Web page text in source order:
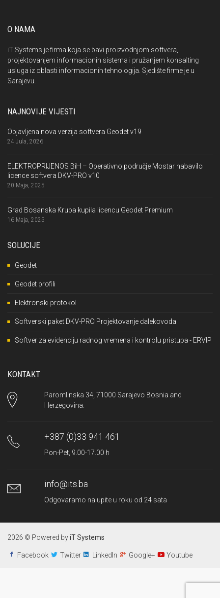
O NAMA
iT Systems je firma koja se bavi proizvodnjom softvera,
projektovanjem informacionih sistema i pružanjem konsalting
usluga iz oblasti informacionih tehnologija. Sjedište firme je u
Sarajevu.
NAJNOVIJE VIJESTI
Objavljena nova verzija softvera Geodet v19
24 Jula, 2026
ELEKTROPRIJENOS BiH – Operativno područje Mostar nabavilo
licence softvera DKV-PRO v10
20 Maja, 2025
Grad Bosanska Krupa kupila licencu Geodet Premium
16 Maja, 2025
SOLUCIJE
Geodet
Geodet profili
Elektronski protokol
Softverski paket DKV-PRO Projektovanje dalekovoda
Softver za evidenciju radnog vremena i kontrolu pristupa - ERVIP
KONTAKT
Paromlinska 34, 71000 Sarajevo Bosnia and
Herzegovina.
+387 (0)33 941 461
Pon-Pet, 9.00-17.00 h
info@its.ba
Odgovaramo na upite u roku od 24 sata
2026 © Powered byiT Systems
Facebook Twitter LinkedIn Google+ Youtube